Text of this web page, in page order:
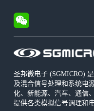
圣邦微电子 (SGMICRO)
及混合信号处理和系统电
化、新能源、汽车、通信
提供各类模拟信号调理和